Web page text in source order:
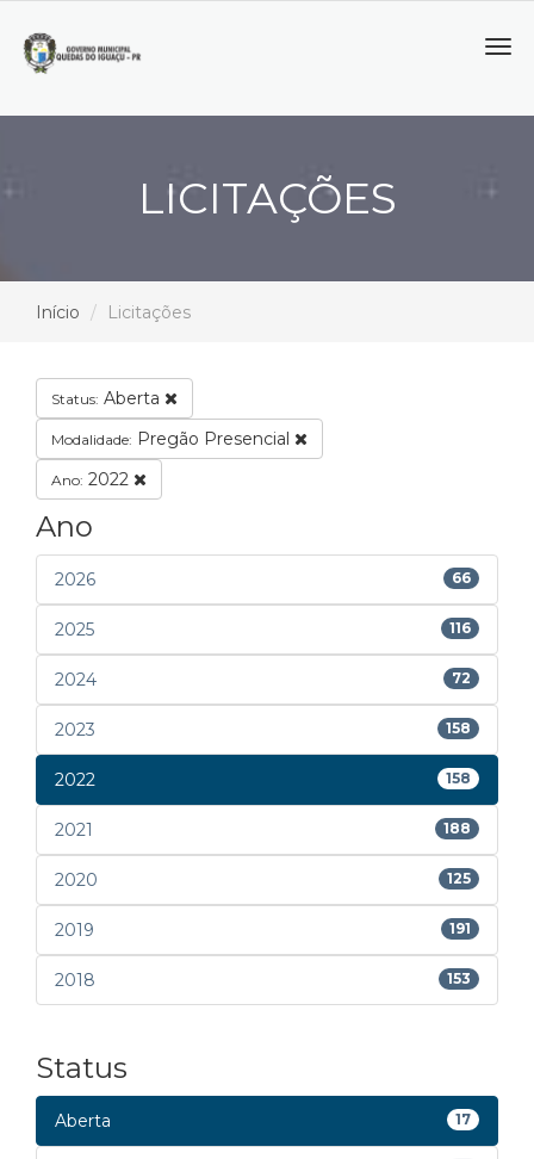
LICITAÇÕES
Início Licitações
Status: Aberta
Modalidade: Pregão Presencial
Ano: 2022
Ano
2026 66
2025 116
2024 72
2023 158
2022 158
2021 188
2020 125
2019 191
2018 153
Status
Aberta 17